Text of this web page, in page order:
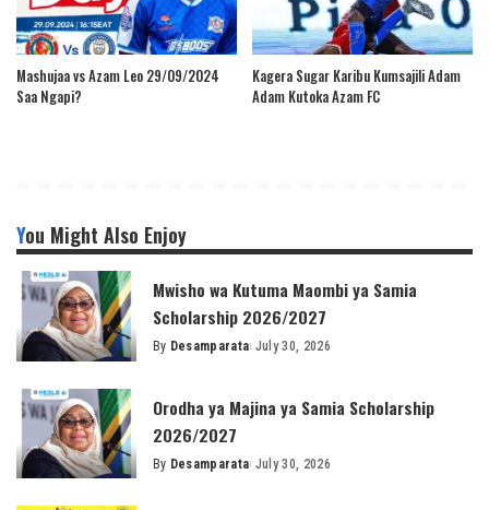
Mashujaa vs Azam Leo 29/09/2024
Saa Ngapi?
Kagera Sugar Karibu Kumsajili Adam
Adam Kutoka Azam FC
You Might Also Enjoy
Mwisho wa Kutuma Maombi ya Samia
Scholarship 2026/2027
Posted
By Desamparata July 30, 2026
Orodha ya Majina ya Samia Scholarship
2026/2027
Posted
By Desamparata July 30, 2026